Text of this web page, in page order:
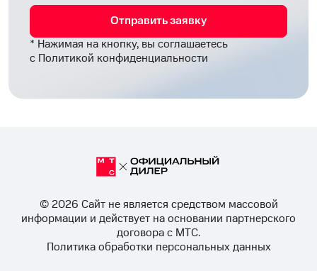
Отправить заявку
* Нажимая на кнопку, вы соглашаетесь
с Политикой конфиденциальности
© 2026 Cайт не является средством массовой
информации и действует на основании партнерского
договора с МТС.
Политика обработки персональных данных